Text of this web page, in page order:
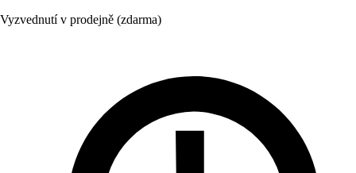
Vyzvednutí v prodejně (zdarma)